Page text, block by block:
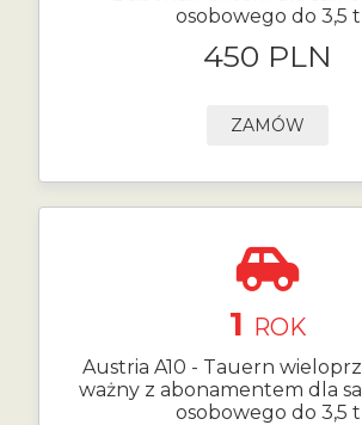
osobowego do 3,5 t
450 PLN
ZAMÓW
1 ROK
Austria A10 - Tauern
ważny z abonamentem dla
osobowego do 3,5 t